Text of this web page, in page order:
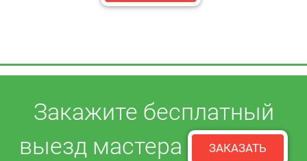
Закажите бесплатный
выезд мастера
ЗАКАЗАТЬ